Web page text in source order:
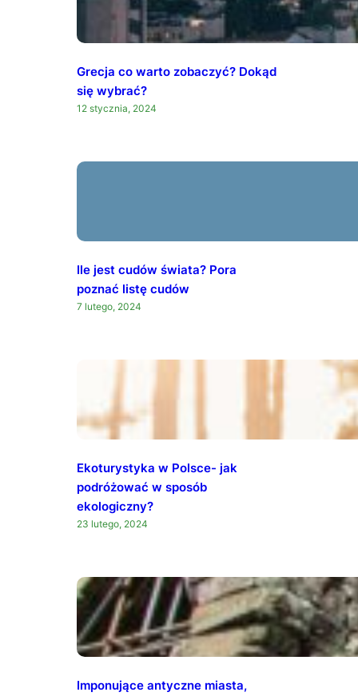
Grecja co warto zobaczyć? Dokąd
się wybrać?
12 stycznia, 2024
Ile jest cudów świata? Pora
poznać listę cudów
7 lutego, 2024
Ekoturystyka w Polsce- jak
podróżować w sposób
ekologiczny?
23 lutego, 2024
Imponujące antyczne miasta,